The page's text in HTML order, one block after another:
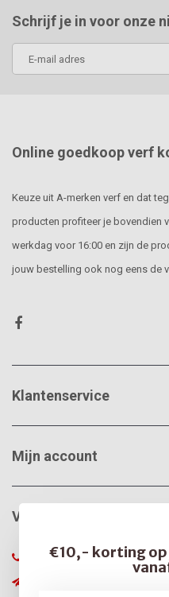
Schrijf je in voor onze
Online goedkoop verf
Keuze uit A-merken verf en dat
producten profiteer je bovendien
werkdag voor 16:00 en zijn de
jouw bestelling ook nog eens de
Klantenservice
Mijn account
VerfonlineXL
085-0666375
€10,- korting